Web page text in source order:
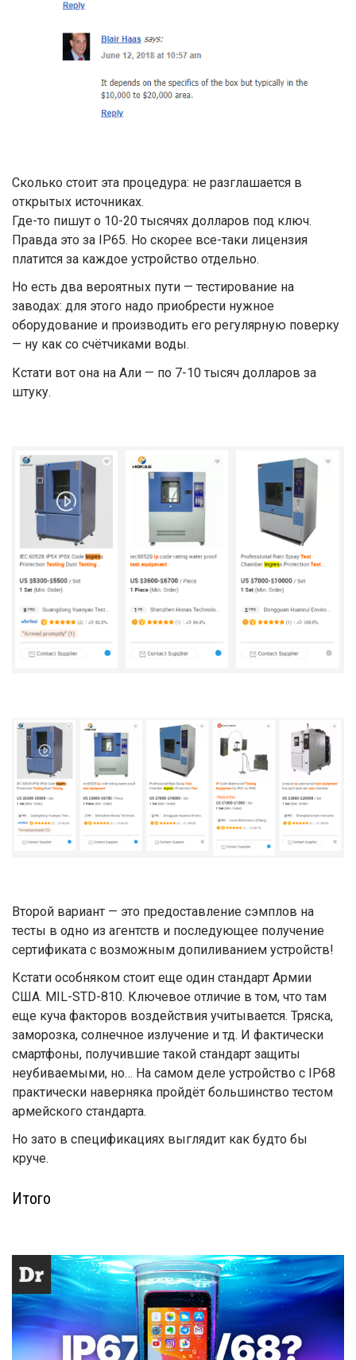
Сколько стоит эта процедура: не разглашается в
открытых источниках.
Где-то пишут о 10-20 тысячях долларов под ключ.
Правда это за IP65. Но скорее все-таки лицензия
платится за каждое устройство отдельно.
Но есть два вероятных пути — тестирование на
заводах: для этого надо приобрести нужное
оборудование и производить его регулярную поверку
— ну как со счётчиками воды.
Кстати вот она на Али — по 7-10 тысяч долларов за
штуку.
Второй вариант — это предоставление сэмплов на
тесты в одно из агентств и последующее получение
сертификата с возможным допиливанием устройств!
Кстати особняком стоит еще один стандарт Армии
США. MIL-STD-810. Ключевое отличие в том, что там
еще куча факторов воздействия учитывается. Тряска,
заморозка, солнечное излучение и тд. И фактически
смартфоны, получившие такой стандарт защиты
неубиваемыми, но… На самом деле устройство с IP68
практически наверняка пройдёт большинство тестом
армейского стандарта.
Но зато в спецификациях выглядит как будто бы
круче.
Итого